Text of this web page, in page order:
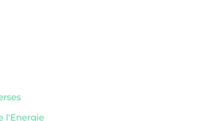
l'Energie